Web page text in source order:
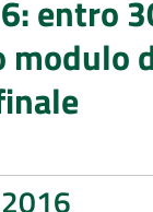
entro
modulo